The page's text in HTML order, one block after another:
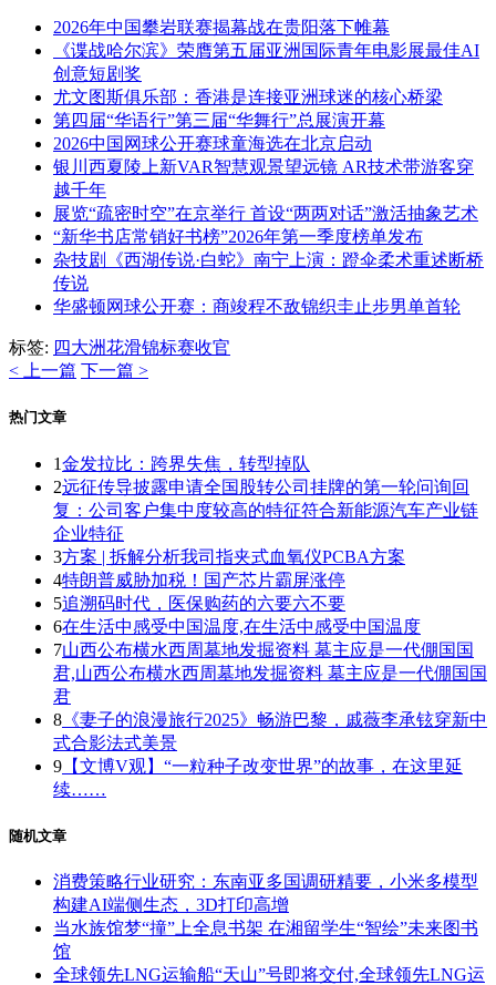
2026年中国攀岩联赛揭幕战在贵阳落下帷幕
《谍战哈尔滨》荣膺第五届亚洲国际青年电影展最佳AI
创意短剧奖
尤文图斯俱乐部：香港是连接亚洲球迷的核心桥梁
第四届“华语行”第三届“华舞行”总展演开幕
2026中国网球公开赛球童海选在北京启动
银川西夏陵上新VAR智慧观景望远镜 AR技术带游客穿
越千年
展览“疏密时空”在京举行 首设“两两对话”激活抽象艺术
“新华书店常销好书榜”2026年第一季度榜单发布
杂技剧《西湖传说·白蛇》南宁上演：蹬伞柔术重述断桥
传说
华盛顿网球公开赛：商竣程不敌锦织圭止步男单首轮
标签: 四大洲花滑锦标赛收官
< 上一篇 下一篇 >
热门文章
1金发拉比：跨界失焦，转型掉队
2远征传导披露申请全国股转公司挂牌的第一轮问询回
复：公司客户集中度较高的特征符合新能源汽车产业链
企业特征
3方案 | 拆解分析我司指夹式血氧仪PCBA方案
4特朗普威胁加税！国产芯片霸屏涨停
5追溯码时代，医保购药的六要六不要
6在生活中感受中国温度,在生活中感受中国温度
7山西公布横水西周墓地发掘资料 墓主应是一代倗国国
君,山西公布横水西周墓地发掘资料 墓主应是一代倗国国
君
8 《妻子的浪漫旅行2025》畅游巴黎，戚薇李承铉穿新中
式合影法式美景
9 【文博V观】“一粒种子改变世界”的故事，在这里延
续……
随机文章
消费策略行业研究：东南亚多国调研精要，小米多模型
构建AI端侧生态，3D打印高增
当水族馆梦“撞”上全息书架 在湘留学生“智绘”未来图书
馆
全球领先LNG运输船“天山”号即将交付,全球领先LNG运